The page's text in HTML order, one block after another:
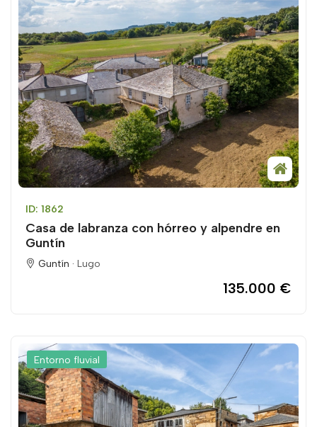
ID: 1862
Casa de labranza con hórreo y alpendre en
Guntín
Guntín · Lugo
135.000 €
Entorno fluvial